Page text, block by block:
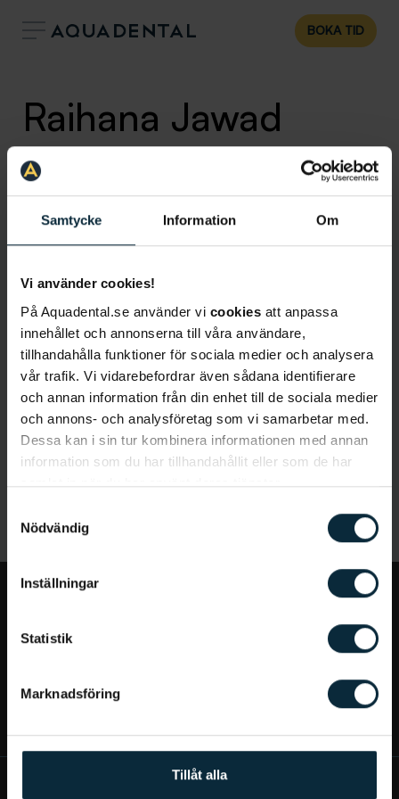
Samtycke Information Om
Vi använder cookies!
På Aquadental.se använder vi cookies att anpassa
innehållet och annonserna till våra användare,
tillhandahålla funktioner för sociala medier och analysera
vår trafik. Vi vidarebefordrar även sådana identifierare
och annan information från din enhet till de sociala medier
och annons- och analysföretag som vi samarbetar med.
Dessa kan i sin tur kombinera informationen med annan
information som du har tillhandahållit eller som de har
samlat in när du har använt deras tjänster.
Nödvändig
Inställningar
Statistik
Marknadsföring
Tillåt alla
BOKA TID
Raihana Jawad
Tandhygienist
Klinik: